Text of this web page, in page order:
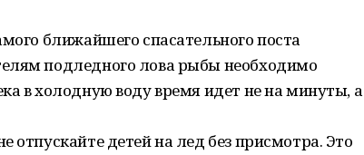
ближайшего спасательного поста
подледного лова рыбы необходимо
в холодную воду время идет не на минуты, а
отпускайте детей на лед без присмотра. Это